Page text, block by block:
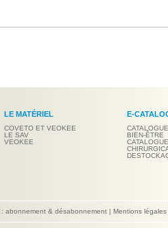
LE MATÉRIEL
COVETO ET VEOKEE
LE SAV
VEOKEE
E-
BIEN-ÊTRE
: abonnement & désabonnement | Mentions légales